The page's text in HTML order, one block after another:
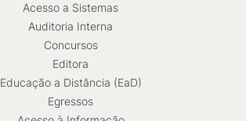
Acesso a Sistemas
Auditoria Interna
Concursos
Editora
Educação a Distância (EaD)
Egressos